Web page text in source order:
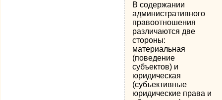
В содержании
административного
правоотношения
различаются две
стороны:
материальная
(поведение
субъектов) и
юридическая
(субъективные
юридические права и